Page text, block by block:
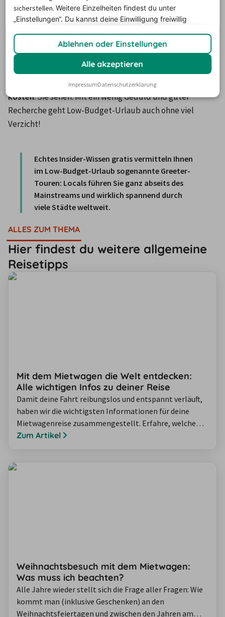
Und wenn Sie sich für Kunst interessieren, können Sie die
City-Pässe, die sparen oft den Eintritt in Museen, Galerien
und vielem mehr. Oder suchen Sie online gezielt nach
privaten Galerien am Urlaubsort – und gehen Sie dann zu
spannenden Vernissagen, die eigentlich nie Eintritt
kosten. Sie sehen: Mit ein wenig Geduld und guter
Recherche geht Low-Budget-Urlaub auch ohne viel
Verzicht!
Echtes Insider-Wissen gratis vermitteln Ihnen
im Low-Budget-Urlaub sogenannte Greeter-
Touren: Locals führen Sie ganz abseits des
Mainstreams und wirklich spannend durch
viele Städte weltweit.
ALLES ZUM THEMA
Hier findest du weitere allgemeine
Reisetipps
Mit dem Mietwagen die Welt entdecken:
Alle wichtigen Infos zu deiner Reise
Damit deine Fahrt reibungslos und entspannt verläuft,
haben wir die wichtigsten Informationen für deine
Mietwagenreise zusammengestellt. Erfahre, welche
Verkehrsregeln du beachten solltest, wie Mautsysteme
Zum Artikel
Weihnachtsbesuch mit dem Mietwagen:
Was muss ich beachten?
Alle Jahre wieder stellt sich die Frage aller Fragen: Wie
kommt man (inklusive Geschenken) an den
Weihnachtsfeiertagen und zwischen den Jahren am
sicherstellen.Weitere Einzelheiten findest du unter
„Einstellungen“. Du kannst deine Einwilligung freiwillig
Ablehnen oder Einstellungen
Alle akzeptieren
ImpressumDatenschutzerklärung